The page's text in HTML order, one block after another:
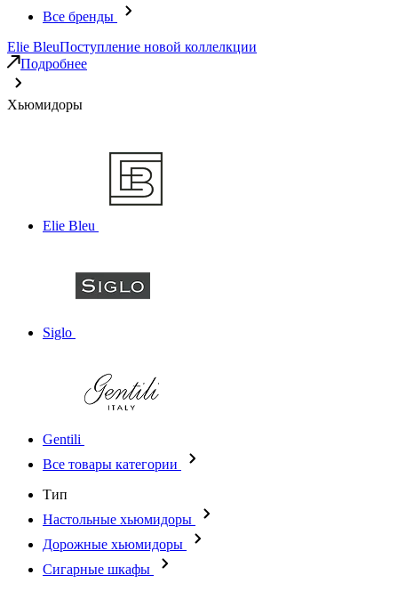
Все бренды
Elie BleuПоступление новой коллелкции
Подробнее
Хьюмидоры
Elie Bleu
Siglo
Gentili
Все товары категории
Тип
Настольные хьюмидоры
Дорожные хьюмидоры
Сигарные шкафы